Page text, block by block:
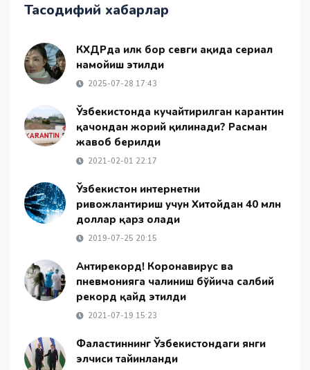
Тасодифий хабарлар
КХДРда илк бор севги ҳақида сериал
намойиш этилди
2025-07-28 17:43
Ўзбекистонда кучайтирилган карантин
қачондан жорий қилинади? Расман
жавоб берилди
2021-02-01 22:17
Ўзбекистон интернетни
ривожлантириш учун Хитойдан 40 млн
доллар қарз олади
2019-07-25 20:15
Антирекорд! Коронавирус ва
пневмонияга чалиниш бўйича салбий
рекорд қайд этилди
2021-07-19 15:23
Фаластиннинг Ўзбекистондаги янги
элчиси тайинланди